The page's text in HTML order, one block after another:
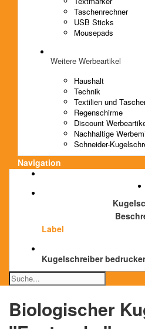
Taschenrechner
USB Sticks
Mousepads
Weitere Werbeartikel
Haushalt
Technik
Textilien und
Regenschirme
Discount
Nachhaltige
Schneider-
Navigation
Label
Kugelschreiber
Biologischer